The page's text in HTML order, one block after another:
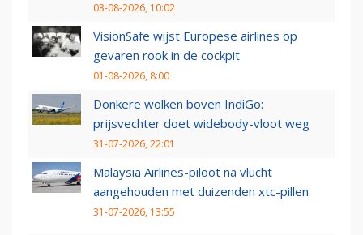
03-08-2026, 10:02
VisionSafe wijst Europese airlines op
gevaren rook in de cockpit
01-08-2026, 8:00
Donkere wolken boven IndiGo:
prijsvechter doet widebody-vloot weg
31-07-2026, 22:01
Malaysia Airlines-piloot na vlucht
aangehouden met duizenden xtc-pillen
31-07-2026, 13:55